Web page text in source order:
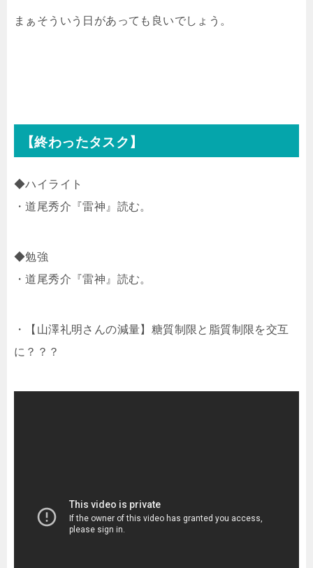
まぁそういう日があっても良いでしょう。
【終わったタスク】
◆ハイライト
・道尾秀介『雷神』読む。
◆勉強
・道尾秀介『雷神』読む。
・【山澤礼明さんの減量】糖質制限と脂質制限を交互
に？？？